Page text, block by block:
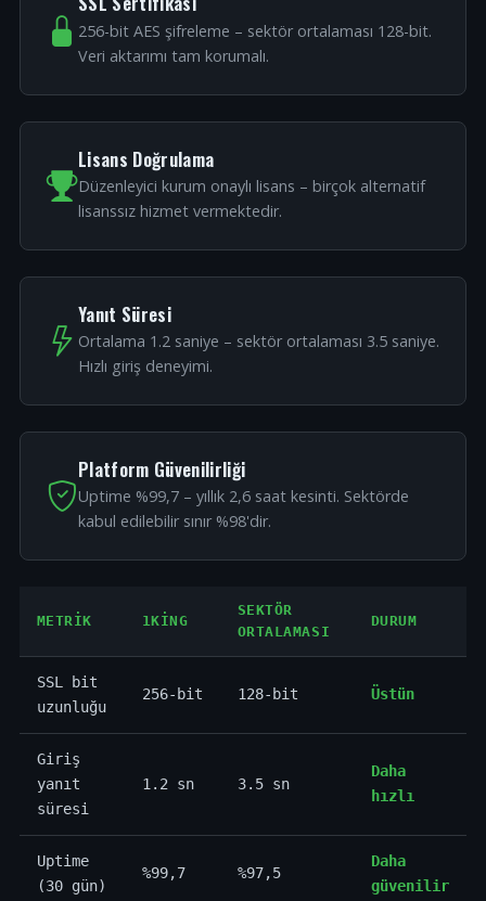
256-bit AES şifreleme – sektör ortalaması 128-bit.
Veri aktarımı tam korumalı.
Lisans Doğrulama
Düzenleyici kurum onaylı lisans – birçok alternatif
lisanssız hizmet vermektedir.
Yanıt Süresi
Ortalama 1.2 saniye – sektör ortalaması 3.5 saniye.
Hızlı giriş deneyimi.
Platform Güvenilirliği
Uptime %99,7 – yıllık 2,6 saat kesinti. Sektörde
kabul edilebilir sınır %98'dir.
METRIK 1KING
SEKTÖR
ORTALAMASI
DURUM
SSL bit
uzunluğu
256-bit 128-bit Üstün
Giriş
yanıt
süresi
1.2 sn 3.5 sn
Daha
hızlı
Uptime
(30 gün)
%99,7 %97,5
Daha
güvenilir